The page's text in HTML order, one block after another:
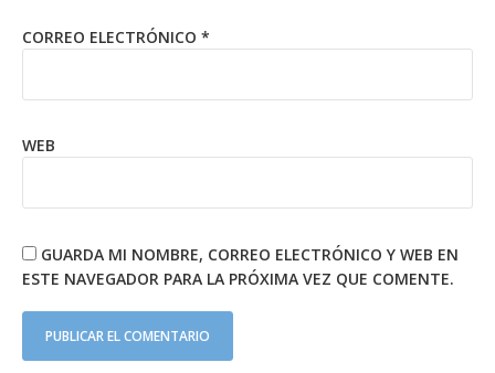
CORREO ELECTRÓNICO *
WEB
GUARDA MI NOMBRE, CORREO ELECTRÓNICO Y WEB EN
ESTE NAVEGADOR PARA LA PRÓXIMA VEZ QUE COMENTE.